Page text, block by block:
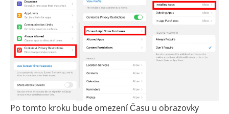
Po tomto kroku bude omezení Času u obrazovky